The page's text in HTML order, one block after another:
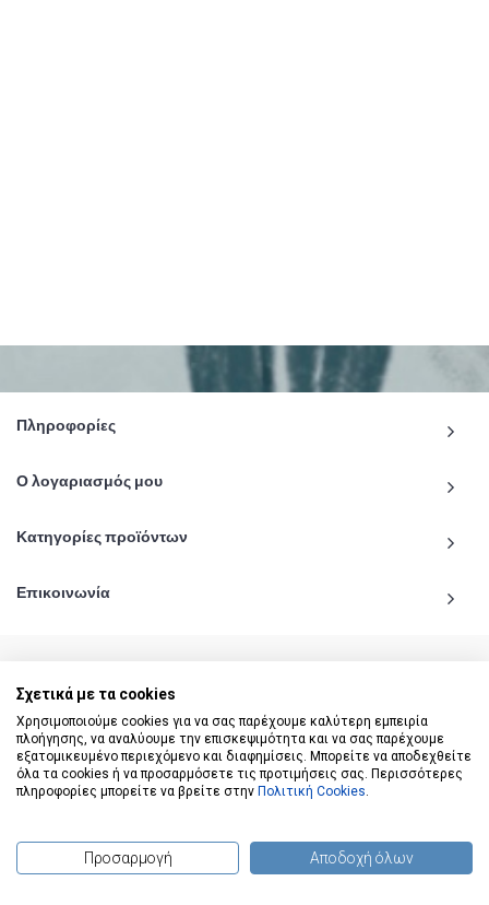
Πληροφορίες
Ο λογαριασμός μου
Κατηγορίες προϊόντων
Επικοινωνία
© 2020 - 2026 katiginetai.gr All Rights Reserved.
Σχετικά με τα cookies
Χρησιμοποιούμε cookies για να σας παρέχουμε καλύτερη εμπειρία
πλοήγησης, να αναλύουμε την επισκεψιμότητα και να σας παρέχουμε
εξατομικευμένο περιεχόμενο και διαφημίσεις. Μπορείτε να αποδεχθείτε
όλα τα cookies ή να προσαρμόσετε τις προτιμήσεις σας. Περισσότερες
πληροφορίες μπορείτε να βρείτε στην Πολιτική Cookies.
Προσαρμογή Αποδοχή όλων
(0) προϊόντα